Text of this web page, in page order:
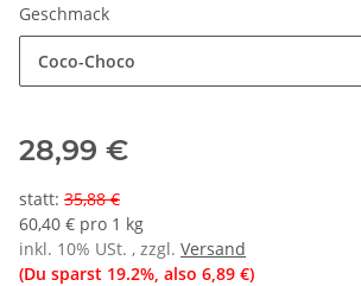
Geschmack
Coco-Choco
28,99 €
statt: 35,88 €
60,40 € pro 1 kg
inkl. 10% USt. , zzgl. Versand
(Du sparst 19.2%, also 6,89 €)